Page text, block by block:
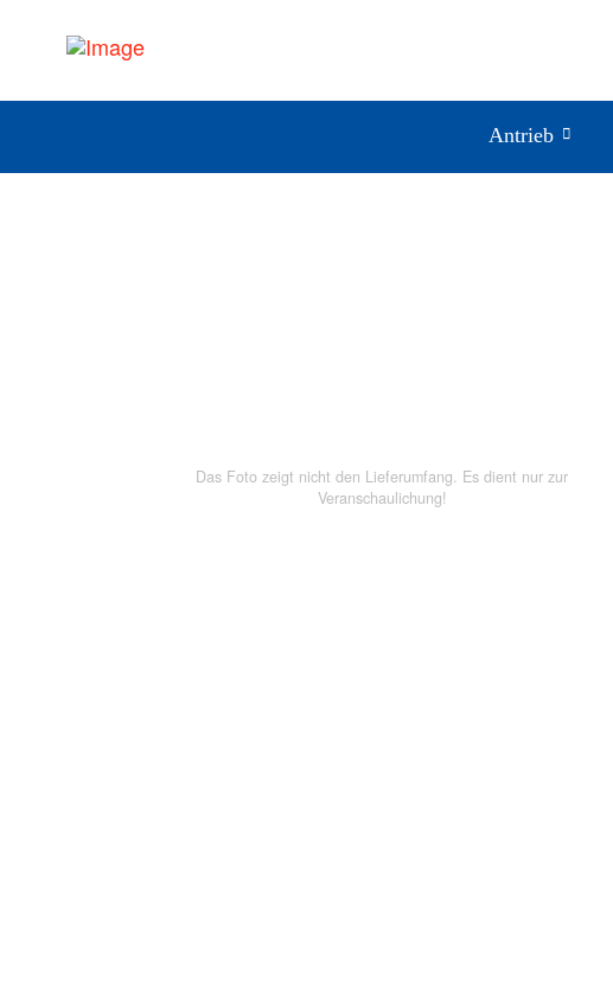
Antrieb
Das Foto zeigt nicht den Lieferumfang. Es dient nur zur
Veranschaulichung!